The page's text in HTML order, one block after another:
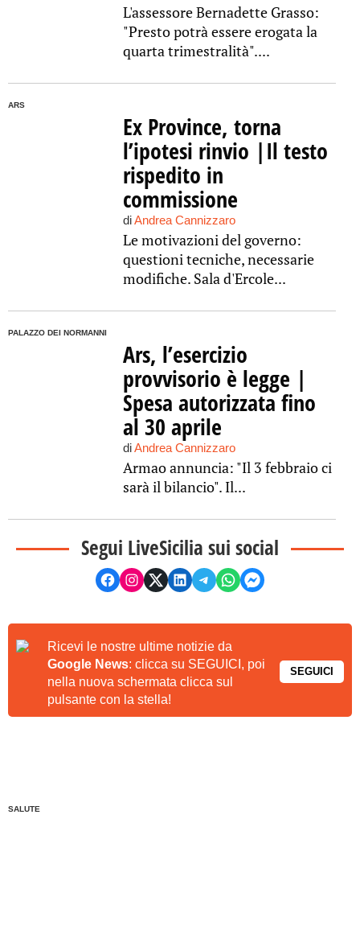
L'assessore Bernadette Grasso:
"Presto potrà essere erogata la
quarta trimestralità"....
ARS
Ex Province, torna
l’ipotesi rinvio |Il testo
rispedito in
commissione
diAndrea Cannizzaro
Le motivazioni del governo:
questioni tecniche, necessarie
modifiche. Sala d'Ercole...
PALAZZO DEI NORMANNI
Ars, l’esercizio
provvisorio è legge |
Spesa autorizzata fino
al 30 aprile
diAndrea Cannizzaro
Armao annuncia: "Il 3 febbraio ci
sarà il bilancio". Il...
Segui LiveSicilia sui social
Ricevi le nostre ultime notizie da
Google News: clicca su SEGUICI, poi
nella nuova schermata clicca sul
pulsante con la stella!
SEGUICI
SALUTE